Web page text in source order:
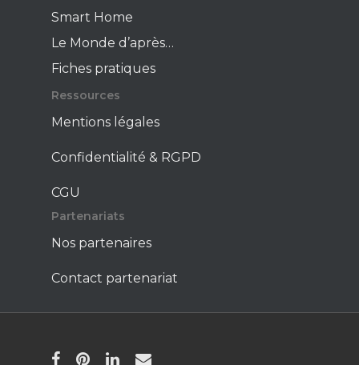
Smart Home
Le Monde d’après…
Fiches pratiques
Ressources
Mentions légales
Confidentialité & RGPD
CGU
Partenariats
Nos partenaires
Contact partenariat